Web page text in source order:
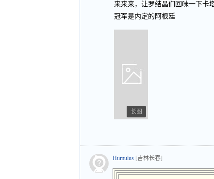
来来来，让罗结晶们回味一下卡
冠军是内定的阿根廷
长图
Humulus [吉林长春]